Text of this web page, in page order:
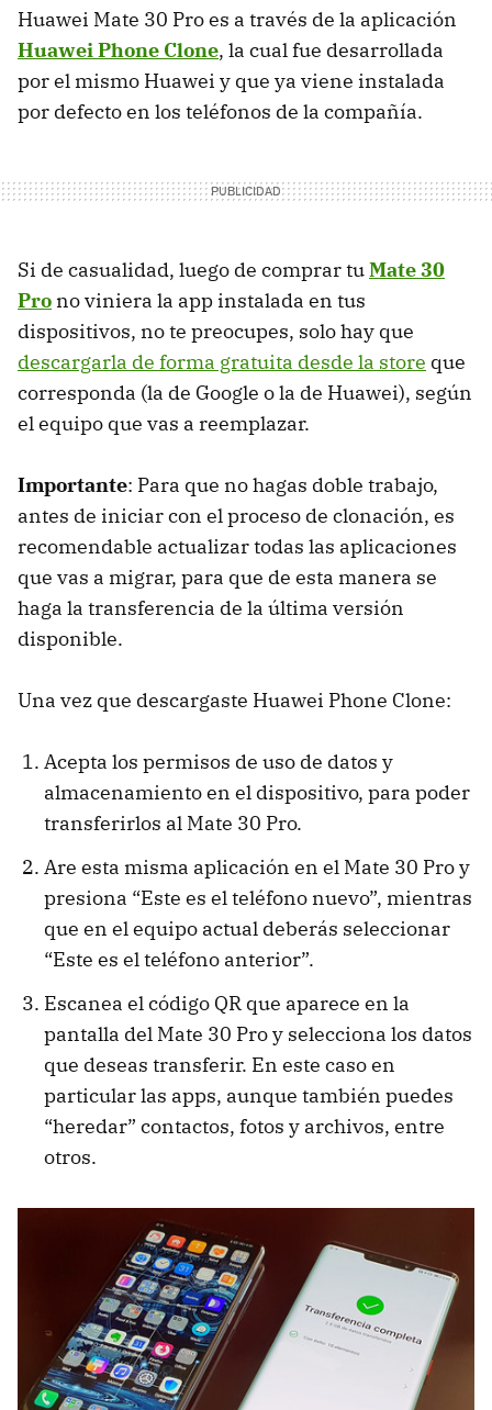
Huawei Mate 30 Pro es a través de la aplicación
Huawei Phone Clone, la cual fue desarrollada
por el mismo Huawei y que ya viene instalada
por defecto en los teléfonos de la compañía.
Si de casualidad, luego de comprar tuMate 30
Pro no viniera la app instalada en tus
dispositivos, no te preocupes, solo hay que
descargarla de forma gratuita desde la store que
corresponda (la de Google o la de Huawei), según
el equipo que vas a reemplazar.
Importante: Para que no hagas doble trabajo,
antes de iniciar con el proceso de clonación, es
recomendable actualizar todas las aplicaciones
que vas a migrar, para que de esta manera se
haga la transferencia de la última versión
disponible.
Una vez que descargaste Huawei Phone Clone:
Acepta los permisos de uso de datos y
almacenamiento en el dispositivo, para poder
transferirlos al Mate 30 Pro.
Are esta misma aplicación en el Mate 30 Pro y
presiona “Este es el teléfono nuevo”, mientras
que en el equipo actual deberás seleccionar
“Este es el teléfono anterior”.
Escanea el código QR que aparece en la
pantalla del Mate 30 Pro y selecciona los datos
que deseas transferir. En este caso en
particular las apps, aunque también puedes
“heredar” contactos, fotos y archivos, entre
otros.